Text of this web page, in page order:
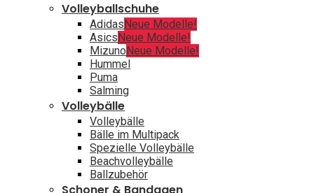
Volleyballschuhe
AdidasNeue Modelle!
AsicsNeue Modelle!
MizunoNeue Modelle!
Hummel
Puma
Salming
Volleybälle
Volleybälle
Bälle im Multipack
Spezielle Volleybälle
Beachvolleybälle
Ballzubehör